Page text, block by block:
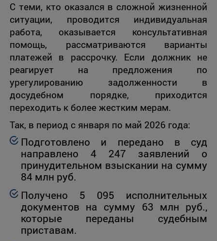
С теми, кто оказался в сложной жизненной
ситуации, проводится индивидуальная
работа, оказывается консультативная
помощь, рассматриваются варианты
платежей в рассрочку. Если должник не
реагирует на предложения по
урегулированию задолженности в
досудебном порядке, приходится
переходить к более жестким мерам.
Так, в период с января по май 2026 года:
Подготовлено и передано в суд
направлено 4 247 заявлений о
принудительном взыскании на сумму
84 млн руб.
Получено 5 095 исполнительных
документов на сумму 63 млн руб.,
которые переданы судебным
приставам.